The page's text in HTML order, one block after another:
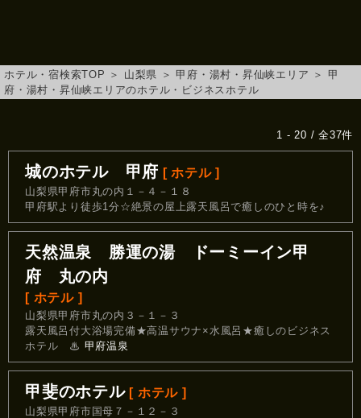
ホテル・宿検索TOP ＞ 山梨県 ＞甲府・湯村・昇仙峡エリア ＞ 甲
府・湯村・昇仙峡エリアのホテル・ビジネスホテル
1 - 20 / 全37件
城のホテル 甲府 [ ホテル ]
山梨県甲府市丸の内１－４－１８
甲府駅より徒歩1分☆絶景の屋上露天風呂で癒しのひと時を♪
天然温泉 勝運の湯 ドーミーイン甲
府 丸の内
[ ホテル ]
山梨県甲府市丸の内３－１－３
露天風呂付大浴場完備★高温サウナ×水風呂★癒しのビジネス
ホテル ♨ 甲府温泉
甲斐のホテル [ ホテル ]
山梨県甲府市国母７－１２－３